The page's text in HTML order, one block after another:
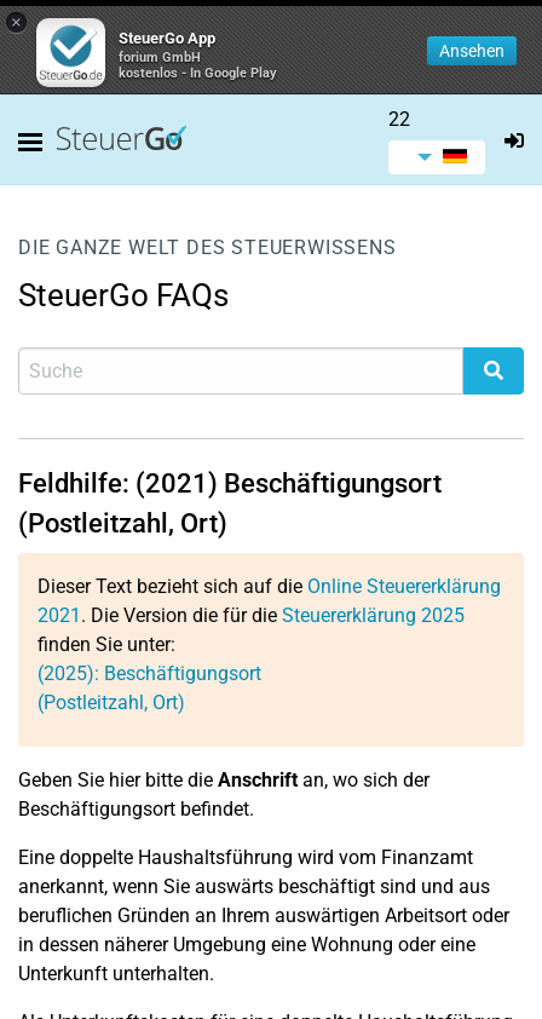
×
SteuerGo App
forium GmbH
kostenlos - In Google Play
Ansehen
22
DIE GANZE WELT DES STEUERWISSENS
SteuerGo FAQs
Feldhilfe: (2021) Beschäftigungsort
(Postleitzahl, Ort)
Dieser Text bezieht sich auf die Online Steuererklärung
2021 . Die Version die für die Steuererklärung 2025
finden Sie unter:
(2025): Beschäftigungsort
(Postleitzahl, Ort)
Geben Sie hier bitte die Anschriftan, wo sich der
Beschäftigungsort befindet.
Eine doppelte Haushaltsführung wird vom Finanzamt
anerkannt, wenn Sie auswärts beschäftigt sind und aus
beruflichen Gründen an Ihrem auswärtigen Arbeitsort oder
in dessen näherer Umgebung eine Wohnung oder eine
Unterkunft unterhalten.